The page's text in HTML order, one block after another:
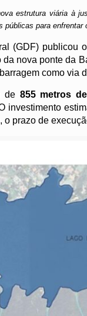
estrutura viária à
públicas para
(GDF) publicou o
nova ponte da
como via
de 855 metros
investimento
o prazo de